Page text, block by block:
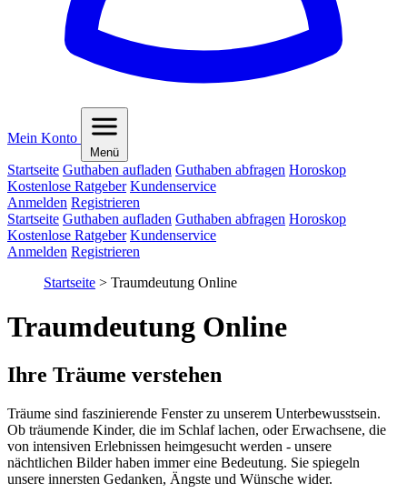
Mein Konto
Menü
Startseite Guthaben aufladen Guthaben abfragen Horoskop
Kostenlose Ratgeber Kundenservice
Anmelden Registrieren
Startseite Guthaben aufladen Guthaben abfragen Horoskop
Kostenlose Ratgeber Kundenservice
Anmelden Registrieren
Startseite > Traumdeutung Online
Traumdeutung Online
Ihre Träume verstehen
Träume sind faszinierende Fenster zu unserem Unterbewusstsein.
Ob träumende Kinder, die im Schlaf lachen, oder Erwachsene, die
von intensiven Erlebnissen heimgesucht werden - unsere
nächtlichen Bilder haben immer eine Bedeutung. Sie spiegeln
unsere innersten Gedanken, Ängste und Wünsche wider.